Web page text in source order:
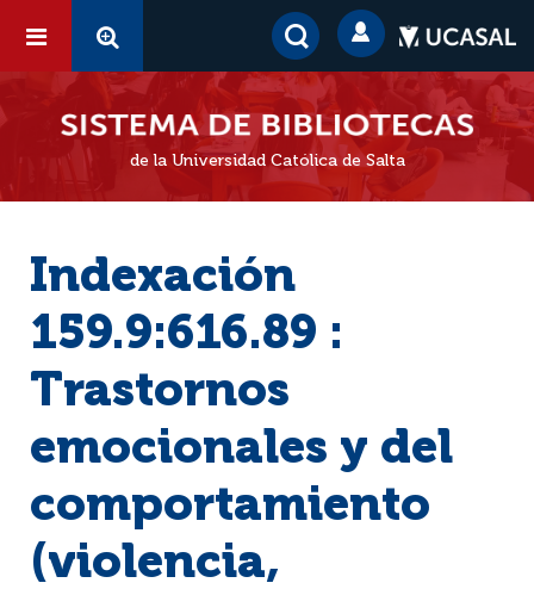
de la Universidad Católica de Salta
Indexación
159.9:616.89 :
Trastornos
emocionales y del
comportamiento
(violencia,